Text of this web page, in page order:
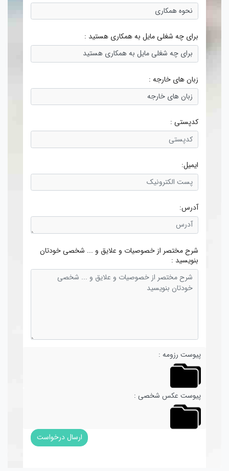
برای چه شغلی مایل به همکاری هستید :
زبان های خارجه :
کدپستی :
ایمیل:
آدرس:
شرح مختصر از خصوصیات و علایق و ... شخصی خودتان
بنویسید :
پیوست رزومه :
پیوست عکس شخصی :
ارسال درخواست